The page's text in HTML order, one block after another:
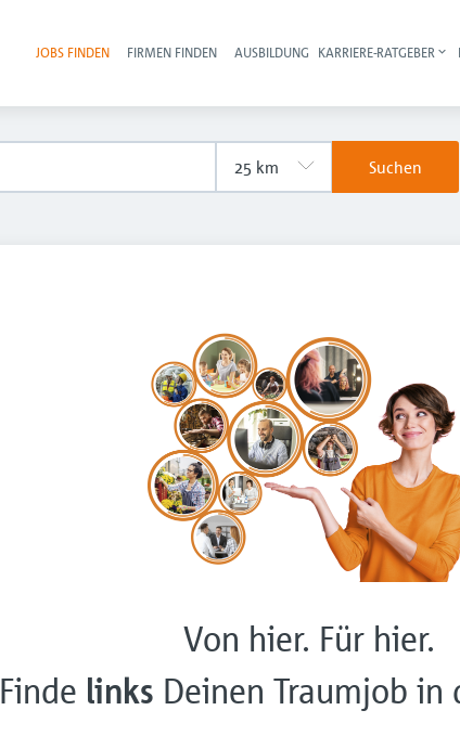
Haupt-Navigation
JOBS FINDEN FIRMEN FINDEN AUSBILDUNG KARRIERE-RATGEBER
Suchen
Von hier. Für hier.
Finde links Deinen Traumjob in